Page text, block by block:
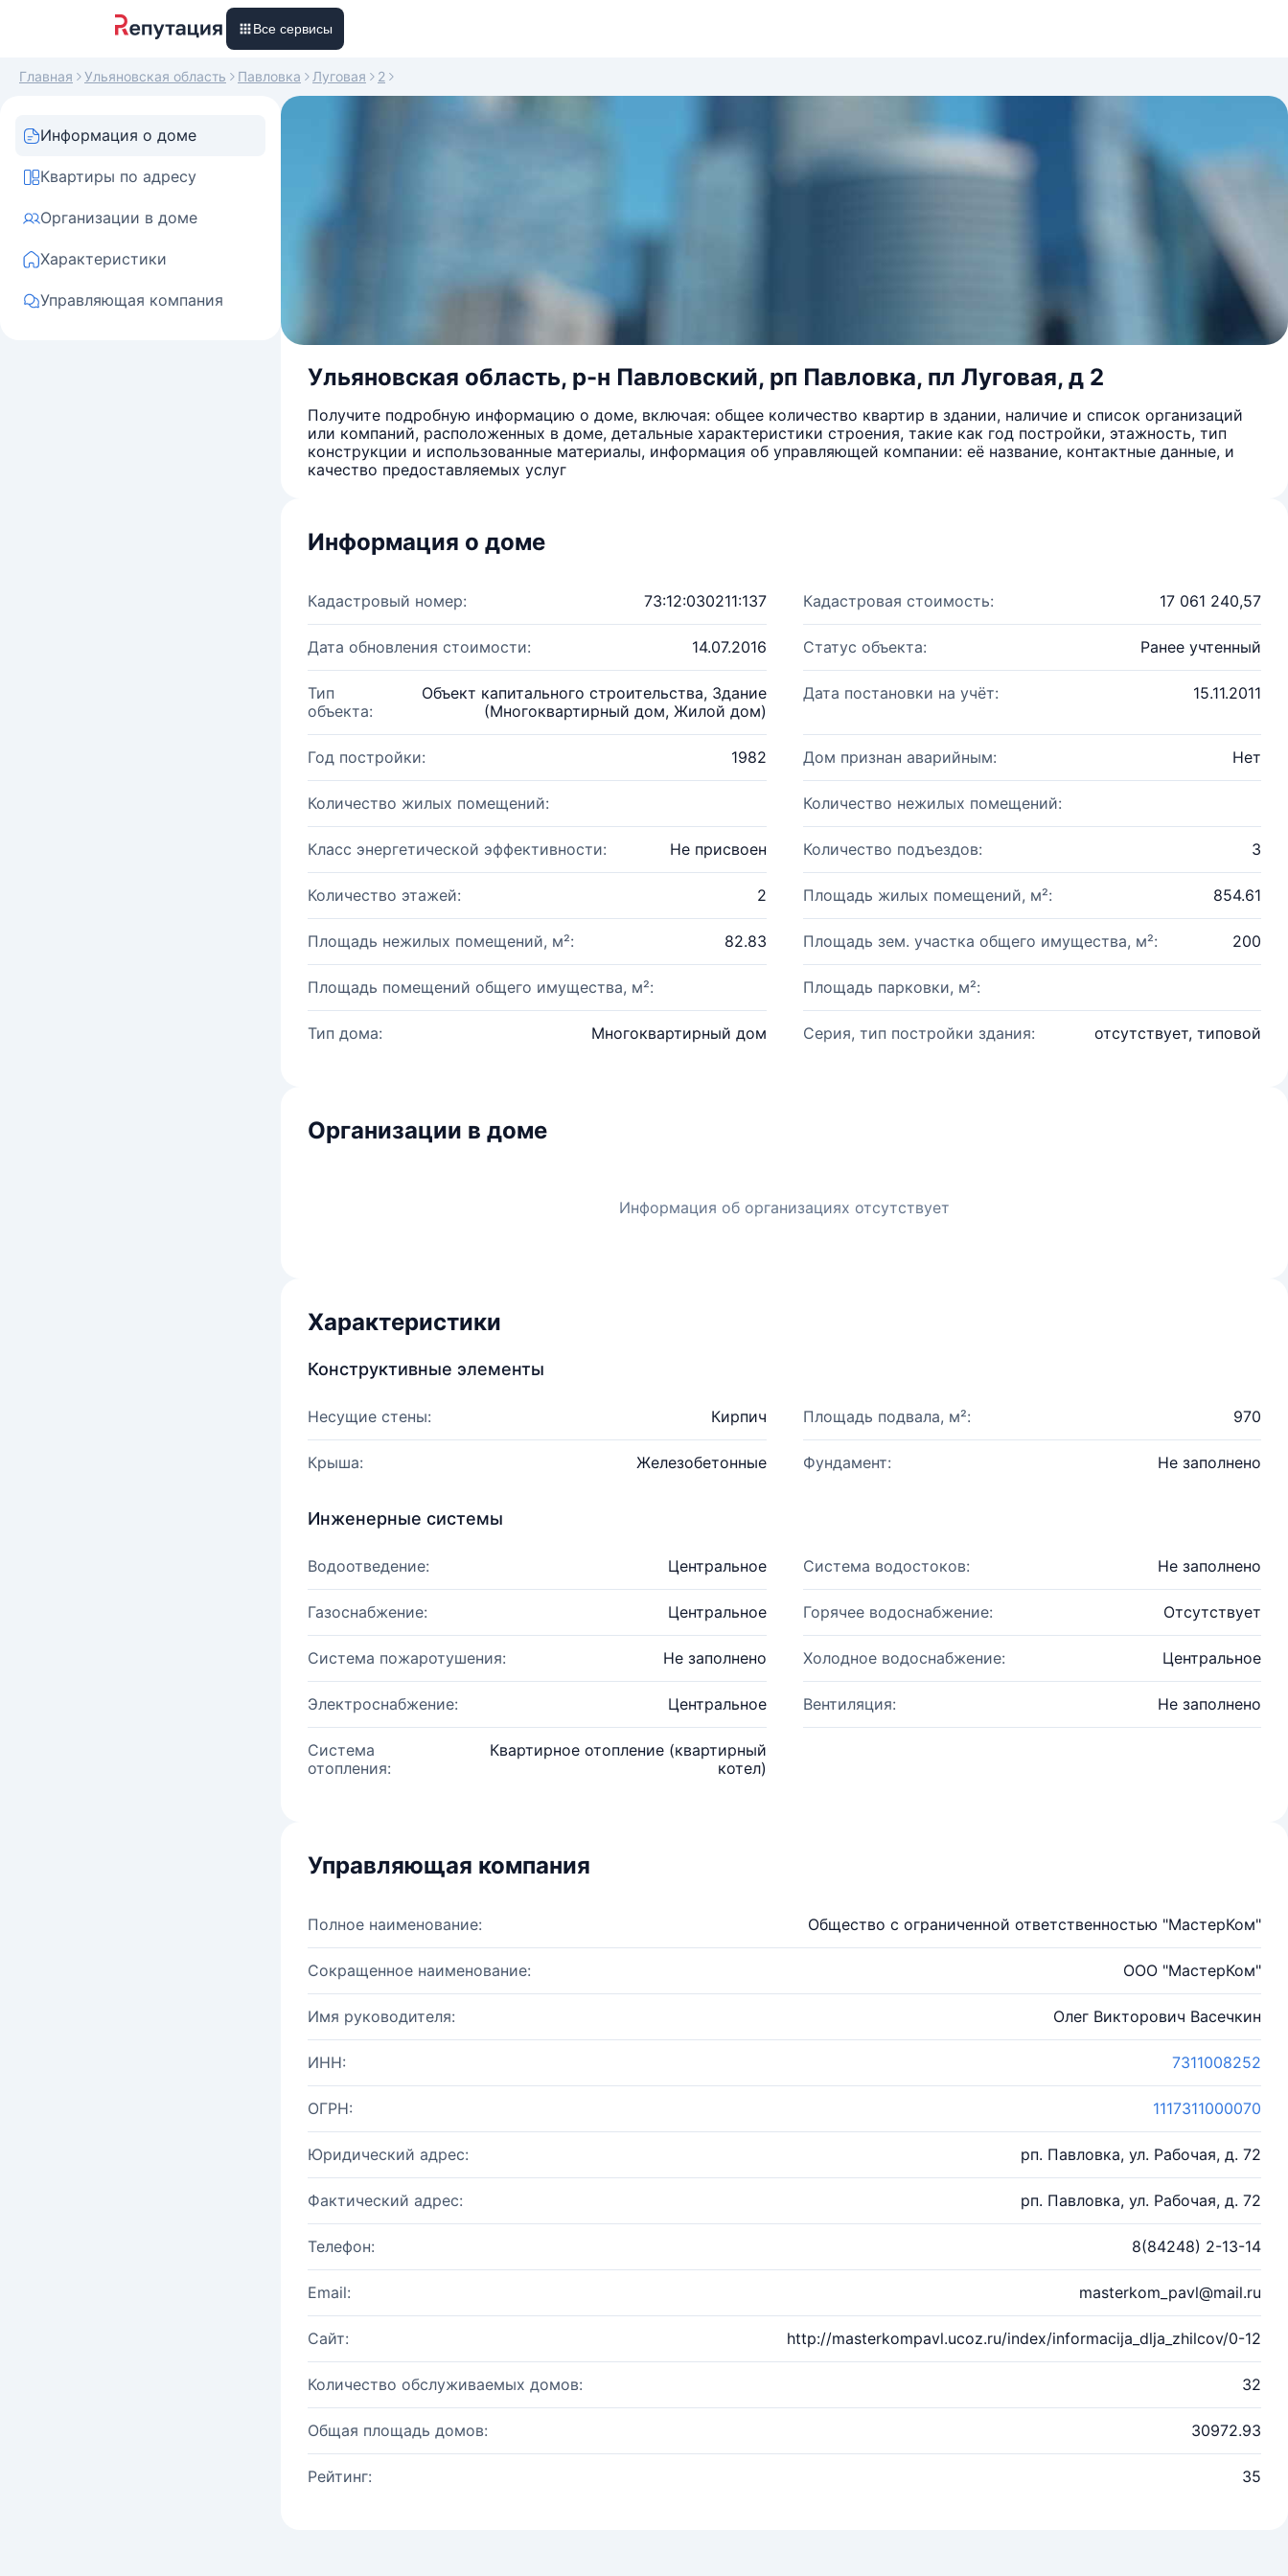
Все сервисы
Главная Ульяновская область Павловка Луговая 2
Информация о доме
Квартиры по адресу
Организации в доме
Характеристики
Управляющая компания
Ульяновская область, р-н Павловский, рп Павловка, пл Луговая, д 2
Получите подробную информацию о доме, включая: общее количество квартир в здании, наличие и список организаций
или компаний, расположенных в доме, детальные характеристики строения, такие как год постройки, этажность, тип
конструкции и использованные материалы, информация об управляющей компании: её название, контактные данные, и
качество предоставляемых услуг
Информация о доме
Кадастровый номер: 73:12:030211:137 Кадастровая стоимость: 17 061 240,57
Дата обновления стоимости: 14.07.2016 Статус объекта: Ранее учтенный
Тип
объекта:
Объект капитального строительства, Здание
(Многоквартирный дом, Жилой дом)
Дата постановки на учёт: 15.11.2011
Год постройки: 1982 Дом признан аварийным: Нет
Количество жилых помещений: Количество нежилых помещений:
Класс энергетической эффективности: Не присвоен Количество подъездов: 3
Количество этажей: 2 Площадь жилых помещений, м²: 854.61
Площадь нежилых помещений, м²: 82.83 Площадь зем. участка общего имущества, м²: 200
Площадь помещений общего имущества, м²: Площадь парковки, м²:
Тип дома: Многоквартирный дом Серия, тип постройки здания: отсутствует, типовой
Организации в доме
Информация об организациях отсутствует
Характеристики
Конструктивные элементы
Несущие стены: Кирпич Площадь подвала, м²: 970
Крыша: Железобетонные Фундамент: Не заполнено
Инженерные системы
Водоотведение: Центральное Система водостоков: Не заполнено
Газоснабжение: Центральное Горячее водоснабжение: Отсутствует
Система пожаротушения: Не заполнено Холодное водоснабжение: Центральное
Электроснабжение: Центральное Вентиляция: Не заполнено
Система
отопления:
Квартирное отопление (квартирный
котел)
Управляющая компания
Полное наименование: Общество с ограниченной ответственностью "МастерКом"
Сокращенное наименование: ООО "МастерКом"
Имя руководителя: Олег Викторович Васечкин
ИНН: 7311008252
ОГРН: 1117311000070
Юридический адрес: рп. Павловка, ул. Рабочая, д. 72
Фактический адрес: рп. Павловка, ул. Рабочая, д. 72
Телефон: 8(84248) 2-13-14
Email: masterkom_pavl@mail.ru
Сайт: http://masterkompavl.ucoz.ru/index/informacija_dlja_zhilcov/0-12
Количество обслуживаемых домов: 32
Общая площадь домов: 30972.93
Рейтинг: 35